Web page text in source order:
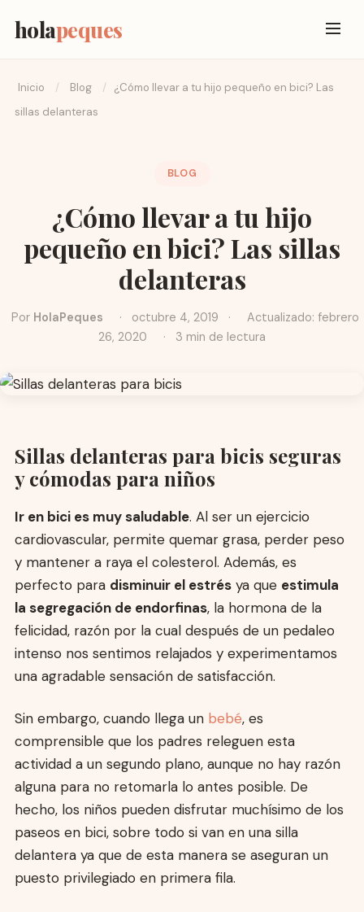
holapeques
Inicio / Blog /
¿Cómo llevar a tu hijo pequeño en bici? Las
sillas delanteras
BLOG
¿Cómo llevar a tu hijo
pequeño en bici? Las sillas
delanteras
Por HolaPeques · octubre 4, 2019 ·
Actualizado: febrero
26, 2020
· 3 min de lectura
Sillas delanteras para bicis seguras
y cómodas para niños
Ir en bici es muy saludable. Al ser un ejercicio
cardiovascular, permite quemar grasa, perder peso
y mantener a raya el colesterol. Además, es
perfecto para disminuir el estrésya que estimula
la segregación de endorfinas, la hormona de la
felicidad, razón por la cual después de un pedaleo
intenso nos sentimos relajados y experimentamos
una agradable sensación de satisfacción.
Sin embargo, cuando llega un bebé, es
comprensible que los padres releguen esta
actividad a un segundo plano, aunque no hay razón
alguna para no retomarla lo antes posible. De
hecho, los niños pueden disfrutar muchísimo de los
paseos en bici, sobre todo si van en una silla
delantera ya que de esta manera se aseguran un
puesto privilegiado en primera fila.